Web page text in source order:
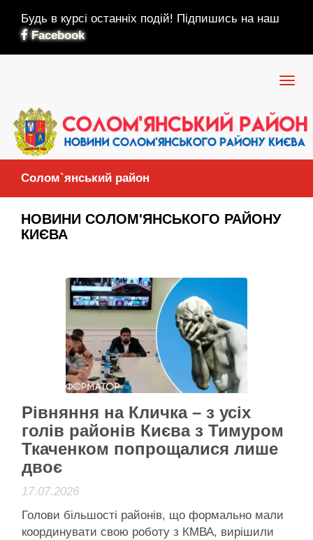
Будь в курсі останніх подій! Підпишись на наш
Facebook
Солом`янський район
НОВИНИ СОЛОМ'ЯНСЬКОГО РАЙОНУ
КИЄВА
Активісти району
Рівняння на Кличка – з усіх
голів районів Києва з Тимуром
Ткаченком попрощалися лише
двоє
17.07.2026
Голови більшості районів, що формально мали
координувати свою роботу з КМВА, вирішили